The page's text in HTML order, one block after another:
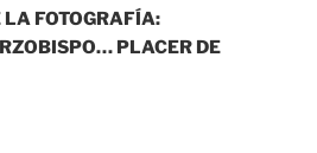
FOTOGRAFÍA:
PLACER DE